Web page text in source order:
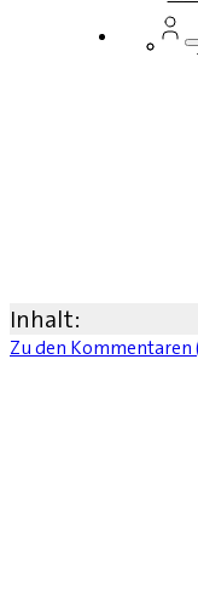
Inhalt:
Zu den Kommentaren